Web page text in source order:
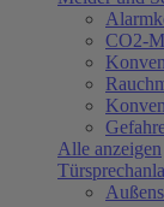
CO2-
Alle anzeigen